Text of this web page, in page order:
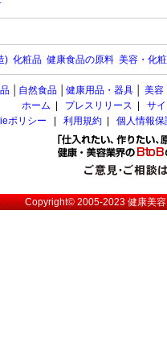
) 化粧品 健康食品の原料 美容・化
自然食品 健康用品・器具 美容
ホーム
プレスリリース
サ
ポリシー
利用規約 個人情報
Copyright© 2005-2023健康美